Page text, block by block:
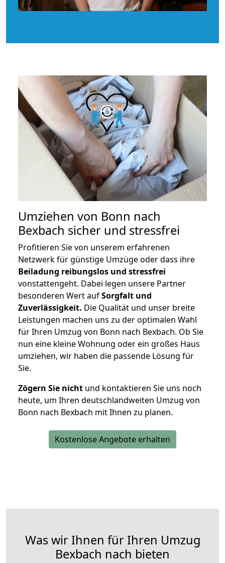
Umziehen von Bonn nach
Bexbach sicher und stressfrei
Profitieren Sie von unserem erfahrenen
Netzwerk für günstige Umzüge oder dass ihre
Beiladung reibungslos und stressfrei
vonstattengeht. Dabei legen unsere Partner
besonderen Wert aufSorgfalt und
Zuverlässigkeit. Die Qualität und unser breite
Leistungen machen uns zu der optimalen Wahl
für Ihren Umzug von Bonn nach Bexbach. Ob Sie
nun eine kleine Wohnung oder ein großes Haus
umziehen, wir haben die passende Lösung für
Sie.
Zögern Sie nicht und kontaktieren Sie uns noch
heute, um Ihren deutschlandweiten Umzug von
Bonn nach Bexbach mit Ihnen zu planen.
Kostenlose Angebote erhalten
Was wir Ihnen für Ihren Umzug
Bexbach nach bieten